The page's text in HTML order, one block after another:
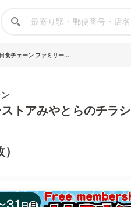
食チェーン ファミリー...
トアみやとらのチラシ